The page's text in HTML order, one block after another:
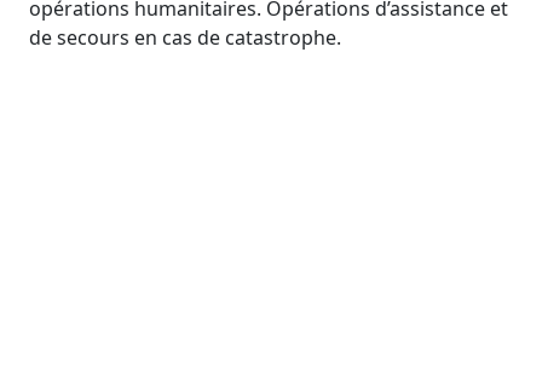
opérations humanitaires. Opérations d’assistance et
de secours en cas de catastrophe.